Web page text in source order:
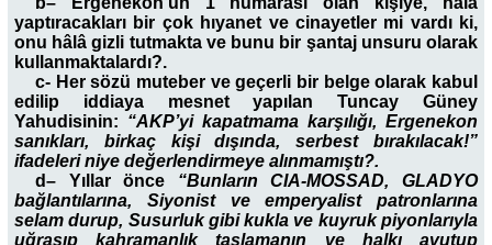
yaptıracakları bir çok hıyanet ve cinayetler mi vardı ki,
onu hâlâ gizli tutmakta ve bunu bir şantaj unsuru olarak
kullanmaktalardı?.
c- Her sözü muteber ve geçerli bir belge olarak kabul
edilip iddiaya mesnet yapılan Tuncay Güney
Yahudisinin: “AKP’yi kapatmama karşılığı, Ergenekon
sanıkları, birkaç kişi dışında, serbest bırakılacak!”
ifadeleri niye değerlendirmeye alınmamıştı?.
d– Yıllar önce “Bunların CIA-MOSSAD, GLADYO
bağlantılarına, Siyonist ve emperyalist patronlarına
selam durup, Susurluk gibi kukla ve kuyruk piyonlarıyla
uğraşıp kahramanlık taslamanın ve halkı avutup